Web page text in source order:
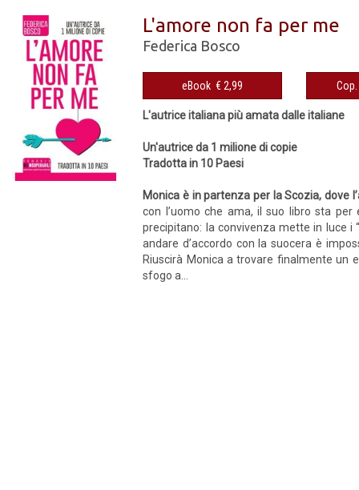
L'amore non fa per me
Federica Bosco
eBook € 2,99
L'autrice italiana più amata dalle italiane
Un'autrice da 1 milione di copie
Tradotta in 10 Paesi
Monica è in partenza per la Scozia, dove
con l’uomo che ama, il suo libro sta per
precipitano: la convivenza mette in luce i
andare d’accordo con la suocera è
Riuscirà Monica a trovare finalmente un
sfogo a...